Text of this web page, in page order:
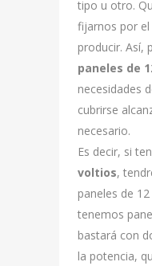
tipo u otro.
fijarnos por
producir. Así,
paneles de
necesidades
cubrirse
necesario.
Es decir, si
voltios,
paneles de
tenemos
bastará con
la potencia,